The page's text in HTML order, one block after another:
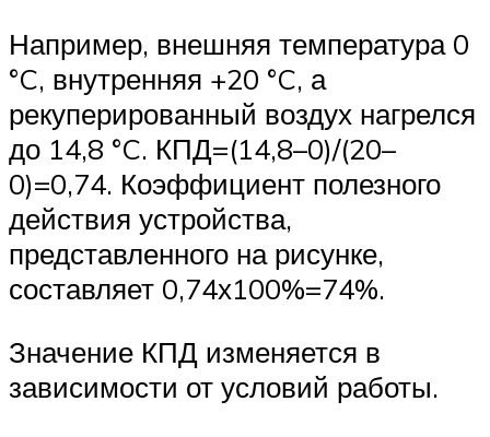
Например, внешняя температура 0
°C, внутренняя +20 °C, а
рекуперированный воздух нагрелся
до 14,8 °C. КПД=(14,8–0)/(20–
0)=0,74. Коэффициент полезного
действия устройства,
представленного на рисунке,
составляет 0,74х100%=74%.
Значение КПД изменяется в
зависимости от условий работы.